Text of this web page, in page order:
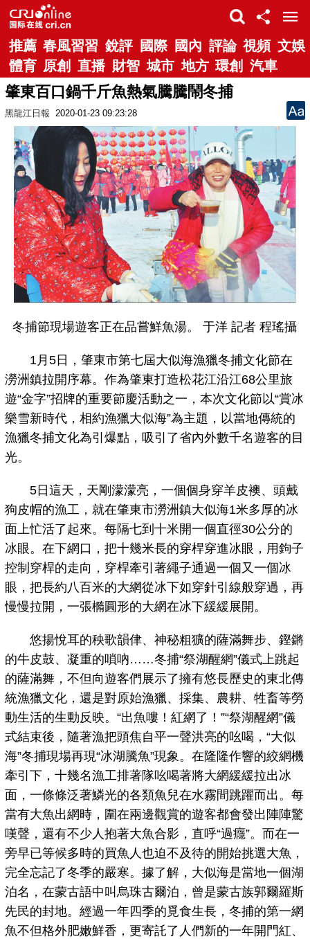
推薦 春風習習 銳評 國際 國內 評論 視頻 文娛
體育 原創 直播 財智 城市 地方 環創 汽車
肇東百口鍋千斤魚熱氣騰騰鬧冬捕
黑龍江日報 2020-01-23 09:23:28
冬捕節現場遊客正在品嘗鮮魚湯。 于洋 記者 程瑤攝
1月5日，肇東市第七屆大似海漁獵冬捕文化節在
澇洲鎮拉開序幕。作為肇東打造松花江沿江68公里旅
遊“金字”招牌的重要節慶活動之一，本次文化節以“賞冰
樂雪新時代，相約漁獵大似海”為主題，以當地傳統的
漁獵冬捕文化為引爆點，吸引了省內外數千名遊客的目
光。
5日這天，天剛濛濛亮，一個個身穿羊皮襖、頭戴
狗皮帽的漁工，就在肇東市澇洲鎮大似海1米多厚的冰
面上忙活了起來。每隔七到十米開一個直徑30公分的
冰眼。在下網口，把十幾米長的穿桿穿進冰眼，用鉤子
控制穿桿的走向，穿桿牽引著繩子通過一個又一個冰
眼，把長約八百米的大網從冰下如穿針引線般穿過，再
慢慢拉開，一張橢圓形的大網在冰下緩緩展開。
悠揚悅耳的秧歌韻侓、神秘粗獷的薩滿舞步、鏗鏘
的牛皮鼓、凝重的嗩吶……冬捕“祭湖醒網”儀式上跳起
的薩滿舞，不但向遊客們展示了擁有悠長歷史的東北傳
統漁獵文化，還是對原始漁獵、採集、農耕、牲畜等勞
動生活的生動反映。“出魚嘍！紅網了！”“祭湖醒網”儀
式結束後，隨著漁把頭焦自平一聲洪亮的吆喝，“大似
海”冬捕現場再現“冰湖騰魚”現象。在隆隆作響的絞網機
牽引下，十幾名漁工排著隊吆喝著將大網緩緩拉出冰
面，一條條泛著鱗光的各類魚兒在水霧間跳躍而出。每
當有大魚出網時，圍在兩邊觀賞的遊客都會發出陣陣驚
嘆聲，還有不少人抱著大魚合影，直呼“過癮”。而在一
旁早已等候多時的買魚人也迫不及待的開始挑選大魚，
完全忘記了冬季的嚴寒。據了解，大似海是當地一個湖
泊名，在蒙古語中叫烏珠古爾泊，曾是蒙古族郭爾羅斯
先民的封地。經過一年四季的覓食生長，冬捕的第一網
魚不但格外肥嫩鮮香，更寄託了人們新的一年開門紅、